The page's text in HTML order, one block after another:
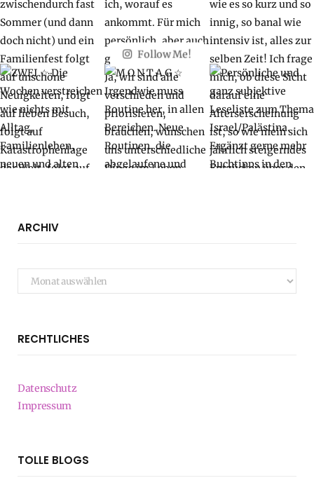
Follow Me!
ARCHIV
Archiv
RECHTLICHES
Datenschutz
Impressum
TOLLE BLOGS